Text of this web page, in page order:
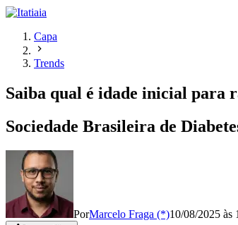
Capa
Trends
Saiba qual é idade inicial para
Sociedade Brasileira de
PorMarcelo Fraga (*)10/08/2025 às